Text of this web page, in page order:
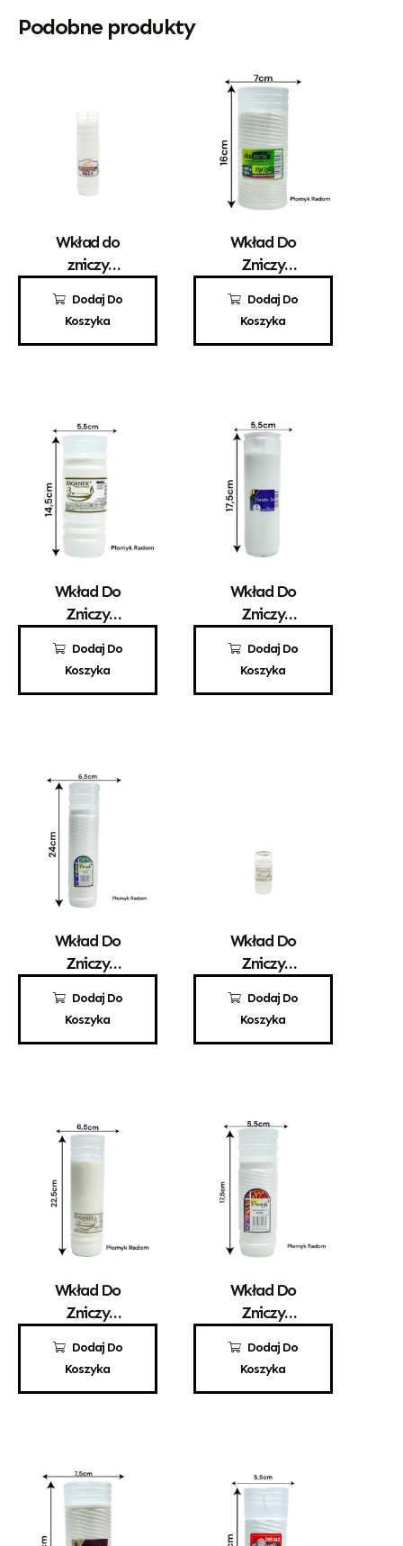
Podobne produkty
Dodaj Do
Koszyka
Wkład do
zniczy
Kerzen MAX 6
6,60 zł
Dodaj Do
Koszyka
Wkład Do
Zniczy
EKO ZW 26
5,30 zł
Dodaj Do
Koszyka
Wkład Do
Zniczy
Kaganek 3
3,70 zł
Dodaj Do
Koszyka
Wkład Do
Zniczy
Santo 3a
5,10 zł
Dodaj Do
Koszyka
Wkład Do
Zniczy
Promyk 6
6,20 zł
Dodaj Do
Koszyka
Wkład Do
Zniczy
Kaganek 1,5
3,10 zł
Dodaj Do
Koszyka
Wkład Do
Zniczy
Kaganek 7
9,70 zł
Dodaj Do
Koszyka
Wkład Do
Zniczy
Promyk 3
3,50 zł